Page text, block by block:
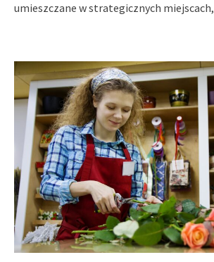
umieszczane w strategicznych miejscach,